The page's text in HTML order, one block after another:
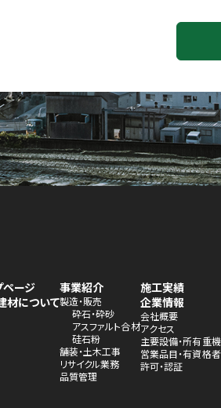
ページ
材について
事業紹介
製造・販売
砕石・砕砂
アスファルト合材
硅石粉
舗装・土木工事
リサイクル業務
品質管理
施工実績
企業情報
会社概要
アクセス
主要設備・所有重
営業品目・有資格
許可・認証